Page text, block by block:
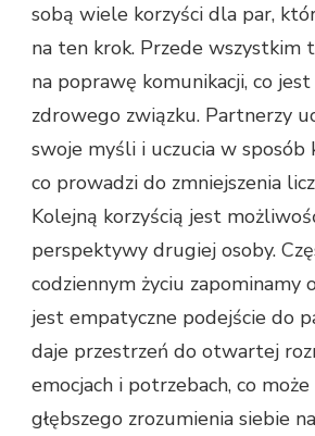
sobą wiele korzyści dla par,
na ten krok. Przede wszystkim
na poprawę komunikacji, co
zdrowego związku. Partnerzy
swoje myśli i uczucia w
co prowadzi do zmniejszenia
Kolejną korzyścią jest
perspektywy drugiej osoby.
codziennym życiu zapominamy
jest empatyczne podejście do
daje przestrzeń do otwartej
emocjach i potrzebach, co
głębszego zrozumienia siebie